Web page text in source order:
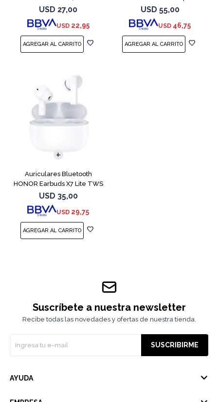
TWS White
USD 27,00
USD 22,95
Black
USD 55,00
USD 46,75
Auriculares Bluetooth
HONOR Earbuds X7 Lite TWS
White
USD 35,00
USD 29,75
Suscríbete a nuestra newsletter
Recibe todas las novedades y ofertas de nuestra tienda.
SUSCRIBIRME
AYUDA